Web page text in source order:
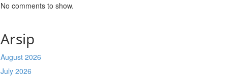
No comments to show.
Arsip
August 2026
July 2026